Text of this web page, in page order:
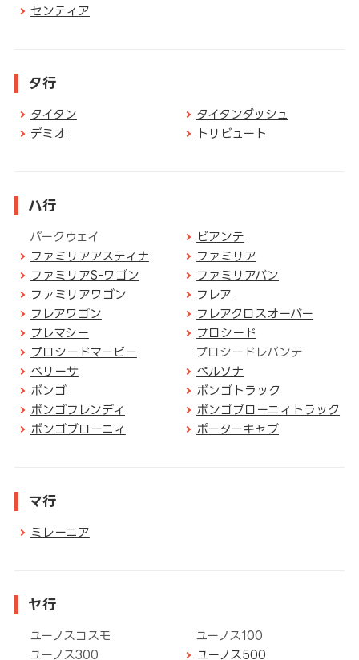
センティア
タ行
タイタン
タイタンダッシュ
デミオ
トリビュート
ハ行
パークウェイ
ビアンテ
ファミリアアスティナ
ファミリア
ファミリアS-ワゴン
ファミリアバン
ファミリアワゴン
フレア
フレアワゴン
フレアクロスオーバー
プレマシー
プロシード
プロシードマービー
プロシードレバンテ
ベリーサ
ペルソナ
ボンゴ
ボンゴトラック
ボンゴフレンディ
ボンゴブローニィトラック
ボンゴブローニィ
ポーターキャブ
マ行
ミレーニア
ヤ行
ユーノスコスモ
ユーノス100
ユーノス300
ユーノス500